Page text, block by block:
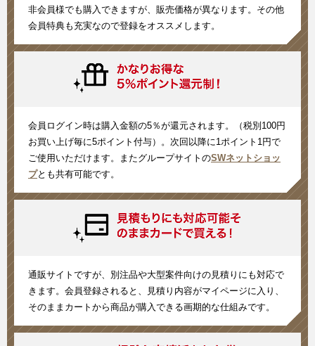
非会員様でも購入できますが、販売価格が異なります。その他
会員特典も充実なので登録をオススメします。
会員ログイン時は購入金額の5％が還元されます。（税別100円
お買い上げ毎に5ポイント付与）。次回以降に1ポイント1円で
ご使用いただけます。またグループサイトのSWネットショッ
プとも共有可能です。
通販サイトですが、別注品や大型案件向けの見積りにも対応で
きます。会員登録されると、見積り内容がマイページに入り、
そのままカートから商品が購入できる画期的な仕組みです。